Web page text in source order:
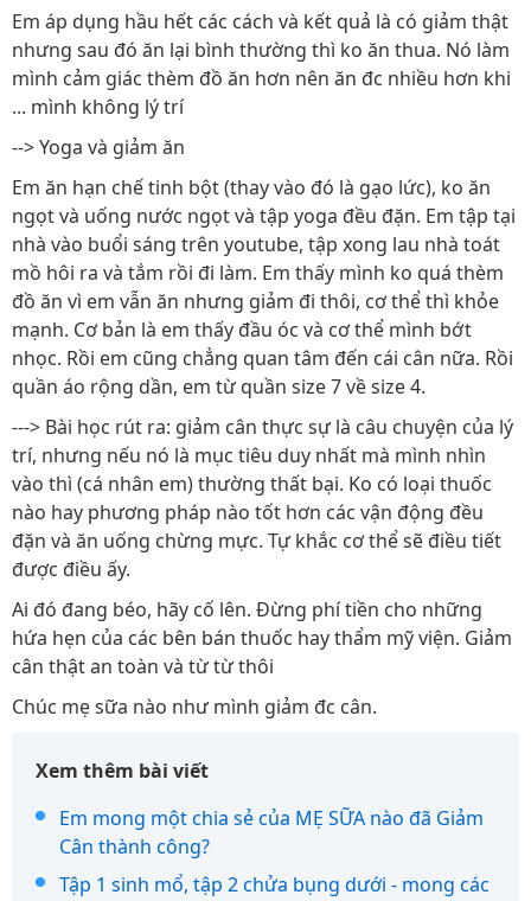
Em áp dụng hầu hết các cách và kết quả là có giảm thật
nhưng sau đó ăn lại bình thường thì ko ăn thua. Nó làm
mình cảm giác thèm đồ ăn hơn nên ăn đc nhiều hơn khi
... mình không lý trí
--> Yoga và giảm ăn
Em ăn hạn chế tinh bột (thay vào đó là gạo lức), ko ăn
ngọt và uống nước ngọt và tập yoga đều đặn. Em tập tại
nhà vào buổi sáng trên youtube, tập xong lau nhà toát
mồ hôi ra và tắm rồi đi làm. Em thấy mình ko quá thèm
đồ ăn vì em vẫn ăn nhưng giảm đi thôi, cơ thể thì khỏe
mạnh. Cơ bản là em thấy đầu óc và cơ thể mình bớt
nhọc. Rồi em cũng chẳng quan tâm đến cái cân nữa. Rồi
quần áo rộng dần, em từ quần size 7 về size 4.
---> Bài học rút ra: giảm cân thực sự là câu chuyện của lý
trí, nhưng nếu nó là mục tiêu duy nhất mà mình nhìn
vào thì (cá nhân em) thường thất bại. Ko có loại thuốc
nào hay phương pháp nào tốt hơn các vận động đều
đặn và ăn uống chừng mực. Tự khắc cơ thể sẽ điều tiết
được điều ấy.
Ai đó đang béo, hãy cố lên. Đừng phí tiền cho những
hứa hẹn của các bên bán thuốc hay thẩm mỹ viện. Giảm
cân thật an toàn và từ từ thôi
Chúc mẹ sữa nào như mình giảm đc cân.
Xem thêm bài viết
Em mong một chia sẻ của MẸ SỮA nào đã Giảm
Cân thành công?
Tập 1 sinh mổ, tập 2 chửa bụng dưới - mong các